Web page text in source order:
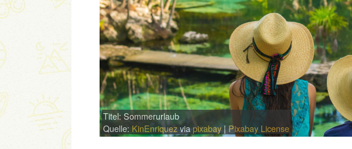
Titel: Sommerurlaub
Quelle: KinEnriquezviapixabay|Pixabay License